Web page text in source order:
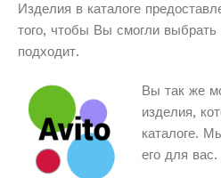
Изделия в каталоге
того, чтобы Вы смогли
подходит.
Вы так же
изделия,
каталоге.
его для вас.